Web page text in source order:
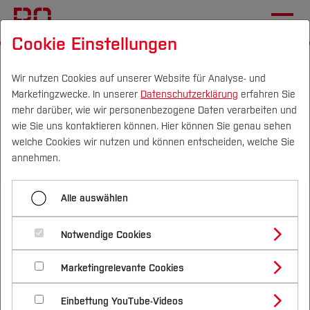
Campus Personen DE|EN Quicklinks
Studium
Studienangebote
Bachelorstudiengänge
Masterstudiengänge
Vor dem Studium
Bewerben & Einschreiben
Bewerbungsportal
Im Studium
Studienbüros und Prüfungen
Nach dem Studium
Forschung & Transfer
Profil
Forschungs- und Transferprofil
Schwerpunkte (FuT)
Beratung & Förderung
Nachhaltigkeit
Nachhaltigkeit studieren
International
International Office
Wege an die BO
Internationale Bewerber*innen
Menü aufklappen
Internationale Bewerber*innen
Incoming Lehrende und Mitarbeiter*innen
Internationale
Bewerberinnen und
Bewerber
Cookie Einstellungen
Wir nutzen Cookies auf unserer Website für Analyse- und
Marketingzwecke. In unserer Datenschutzerklärung erfahren Sie
mehr darüber, wie wir personenbezogene Daten verarbeiten und
wie Sie uns kontaktieren können. Hier können Sie genau sehen
welche Cookies wir nutzen und können entscheiden, welche Sie
annehmen.
Alle auswählen
Notwendige Cookies
Marketingrelevante Cookies
Einbettung YouTube-Videos